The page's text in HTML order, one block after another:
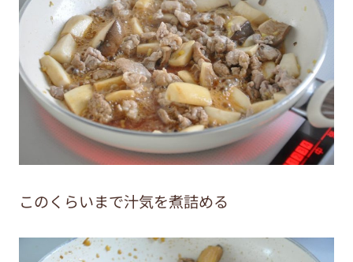
このくらいまで汁気を煮詰める